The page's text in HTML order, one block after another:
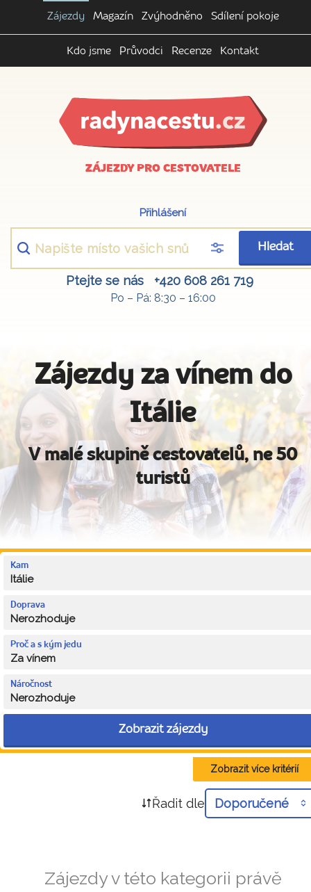
Zájezdy Magazín Zvýhodněno Sdílení pokoje
Kdo jsme Průvodci Recenze Kontakt
ZÁJEZDY PRO CESTOVATELE
Přihlášení
Hledat
Ptejte se nás +420 608 261 719
Po – Pá: 8:30 – 16:00
Zájezdy za vínem do
Itálie
V malé skupině cestovatelů, ne 50
turistů
Kam
Itálie
Doprava
Nerozhoduje
Proč a s kým jedu
Za vínem
Náročnost
Nerozhoduje
Zobrazit zájezdy
Zobrazit více kritérií
Řadit dle Doporučené
Zájezdy v této kategorii právě